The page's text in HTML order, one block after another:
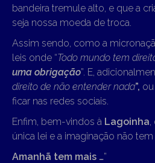
bandeira tremule alto, e que a
seja nossa moeda de troca.
Assim sendo, como a
leis onde “Todo mundo tem
uma obrigação”. E,
direito de não entender nada”,
ficar nas redes sociais.
Enfim, bem-vindos à Lagoinha
única lei e a imaginação não
Amanhã tem mais …”